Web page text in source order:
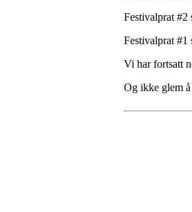
Festivalprat #2
Festivalprat #1
Vi har fortsatt
Og ikke glem